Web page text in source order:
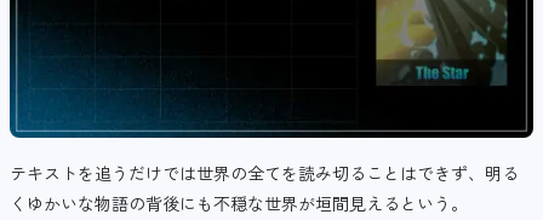
テキストを追うだけでは世界の全てを読み切ることはできず、明る
くゆかいな物語の背後にも不穏な世界が垣間見えるという。